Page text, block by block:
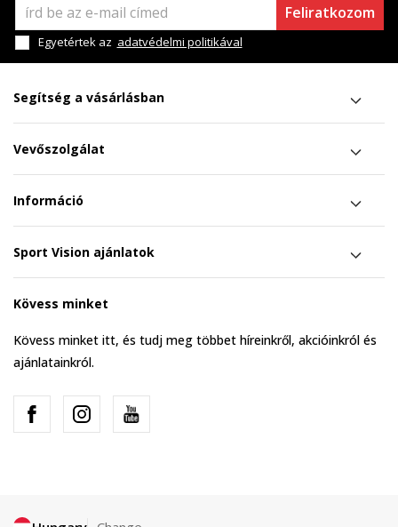
Feliratkozom
Egyetértek az adatvédelmi politikával
Segítség a vásárlásban
Vevőszolgálat
Információ
Sport Vision ajánlatok
Kövess minket
Kövess minket itt, és tudj meg többet híreinkről, akcióinkról és
ajánlatainkról.